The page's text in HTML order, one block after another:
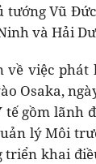
Vũ
và Hải
việc
Osaka,
gồm lãnh
lý Môi
khai